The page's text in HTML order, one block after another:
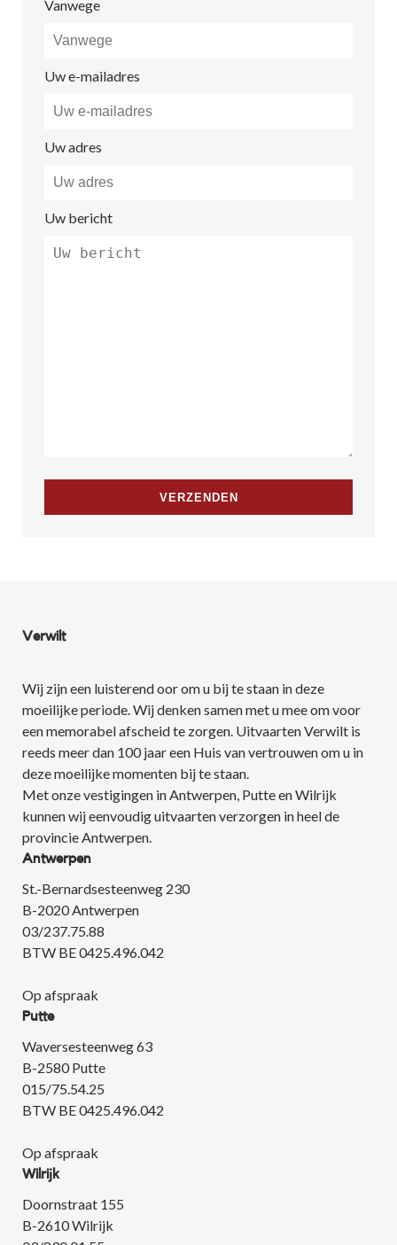
Vanwege
Uw e-mailadres
Uw adres
Uw bericht
Verwilt
Wij zijn een luisterend oor om u bij te staan in deze
moeilijke periode. Wij denken samen met u mee om voor
een memorabel afscheid te zorgen. Uitvaarten Verwilt is
reeds meer dan 100 jaar een Huis van vertrouwen om u in
deze moeilijke momenten bij te staan.
Met onze vestigingen in Antwerpen, Putte en Wilrijk
kunnen wij eenvoudig uitvaarten verzorgen in heel de
provincie Antwerpen.
Antwerpen
St.-Bernardsesteenweg 230
B-2020 Antwerpen
03/237.75.88
BTW BE 0425.496.042
Op afspraak
Putte
Waversesteenweg 63
B-2580 Putte
015/75.54.25
BTW BE 0425.496.042
Op afspraak
Wilrijk
Doornstraat 155
B-2610 Wilrijk